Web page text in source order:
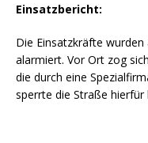
Einsatzbericht:
Die Einsatzkräfte
alarmiert. Vor Ort zog
die durch eine
sperrte die Straße hierfür